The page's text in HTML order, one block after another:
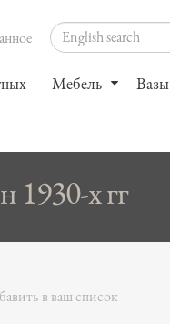
Мебель Вазы
1930-х гг
в ваш список